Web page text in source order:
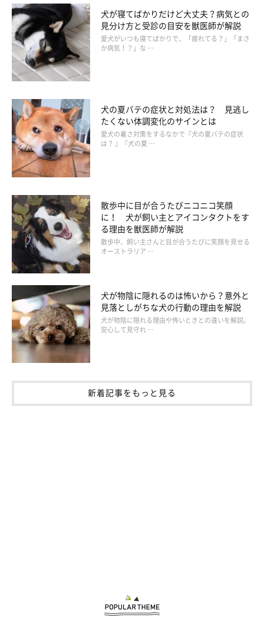
体の先端はさわられるのが苦手な部位
犬にとってモフモフされるのが苦手な部位もあります。個体差が
ありますが、 鼻、耳、しっぽ、足先
ちなみに、マッサージとしてうまくできると、耳も気持ちよいと
感じるコは多いようです。
犬が寝てばかりだけど大丈夫？病気との
見分け方と受診の目安を獣医師が解説
愛犬がいつも寝てばかりで、「疲れてる？」「まさ
か病気！？」な …
犬の夏バテの症状と対処法は？ 見逃し
たくない体調変化のサインとは
愛犬の暑さ対策をするなかで『犬の夏バテの症状
は？ 』『犬の夏 …
散歩中に目が合うたびニコニコ笑顔
に！ 犬が飼い主とアイコンタクトをす
る理由を獣医師が解説
散歩中、飼い主さんと目が合うたびに笑顔を見せる
オーストラリア …
犬が物陰に隠れるのは怖いから？意外と
見落としがちな犬の行動の理由を解説
犬が物陰に隠れる理由や怖いときとの違いを解説。
安心して見守れ …
新着記事をもっと見る